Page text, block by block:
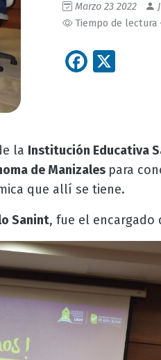
Marzo 23 2022
Tiempo de lectura
la Institución Educativa
de Manizales para
que allí se tiene.
Sanint, fue el encargado